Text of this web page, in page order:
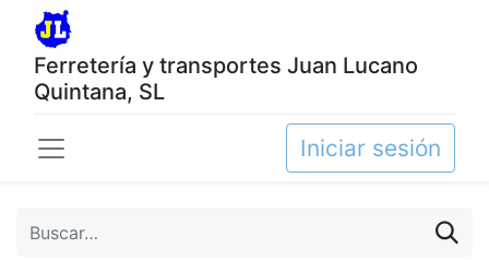
Ferretería y transportes Juan Lucano
Quintana, SL
Iniciar sesión